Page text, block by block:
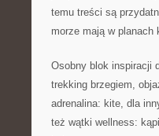
temu treści są
morze mają w planach
Osobny blok inspiracji
trekking brzegiem,
adrenalina: kite, dla
też wątki wellness: